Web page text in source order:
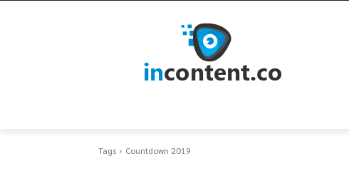
Tags Countdown 2019